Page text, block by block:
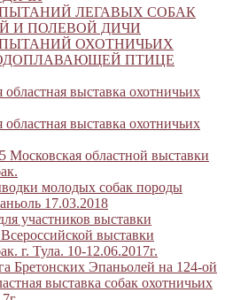
ЛЕГАВЫХ СОБАК
И ПОЛЕВОЙ ДИЧИ
ОХОТНИЧЬИХ
ПТИЦЕ
областная выставка охотничьих
областная выставка охотничьих
Московская областной выставки
молодых собак породы
17.03.2018
участников выставки
выставки
г. Тула. 10-12.06.2017г.
Бретонских Эпаньолей на 124-ой
выставка собак охотничьих